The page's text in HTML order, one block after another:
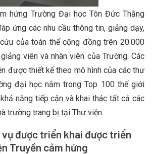
hứng Trường Đại học Tôn Đức Thắng
ứng các nhu cầu thông tin, giảng dạy,
của toàn thể cộng đồng trên 20.000
viên và nhân viên của Trường. Các
được thiết kế theo mô hình của các thư
đại học nằm trong Top 100 thế giới
năng tiếp cận và khai thác tất cả các
trường trang bị tại Thư viện.
vụ được triển khai được triển
Truyền cảm hứng